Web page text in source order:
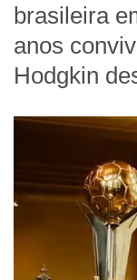
brasileira
anos
Hodgkin